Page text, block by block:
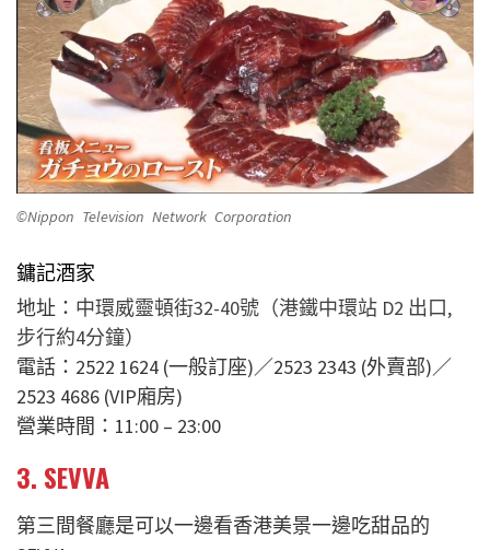
©Nippon Television Network Corporation
鏞記酒家
地址： 中環威靈頓街32-40號（港鐵中環站 D2 出口,
步行約4分鐘）
電話：2522 1624 (一般訂座)／2523 2343 (外賣部)／
2523 4686 (VIP廂房)
營業時間：11:00 – 23:00
3. SEVVA
第三間餐廳是可以一邊看香港美景一邊吃甜品的